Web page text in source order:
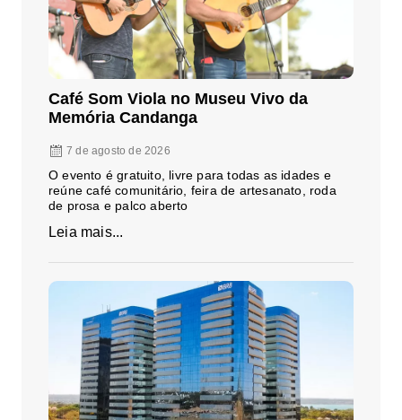
Café Som Viola no Museu Vivo da
Memória Candanga
7 de agosto de 2026
O evento é gratuito, livre para todas as idades e
reúne café comunitário, feira de artesanato, roda
de prosa e palco aberto
Leia mais...